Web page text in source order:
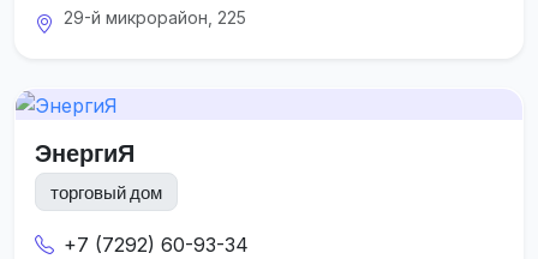
29-й микрорайон, 225
ЭнергиЯ
торговый дом
+7 (7292) 60-93-34